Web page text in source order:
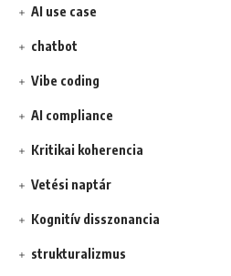
AI use case
chatbot
Vibe coding
AI compliance
Kritikai koherencia
Vetési naptár
Kognitív disszonancia
strukturalizmus